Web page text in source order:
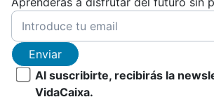
Enviar
Al suscribirte, recibirás la
VidaCaixa.